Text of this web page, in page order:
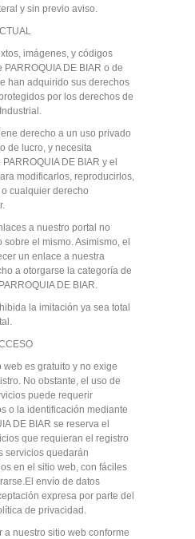
y sin previo aviso.
imágenes, y códigos
DE BIAR o de
han adquirido sus derechos
por los derechos de
derecho a un uso privado
de lucro, y necesita
DE BIAR y el
modificarlos, reproducirlos,
cualquier derecho
a nuestro portal no
el mismo. Asimismo, el
un enlace a nuestra
a otorgarse la categoría de
DE BIAR.
la imitación ya sea total
web es gratuito y no exige
No obstante, el uso de
puede requerir
o la identificación mediante
DE BIAR se reserva el
que requieran el registro
servicios quedarán
en el sitio web, con fáciles
envío de datos
expresa por parte del
de privacidad.
a nuestro sitio web conforme